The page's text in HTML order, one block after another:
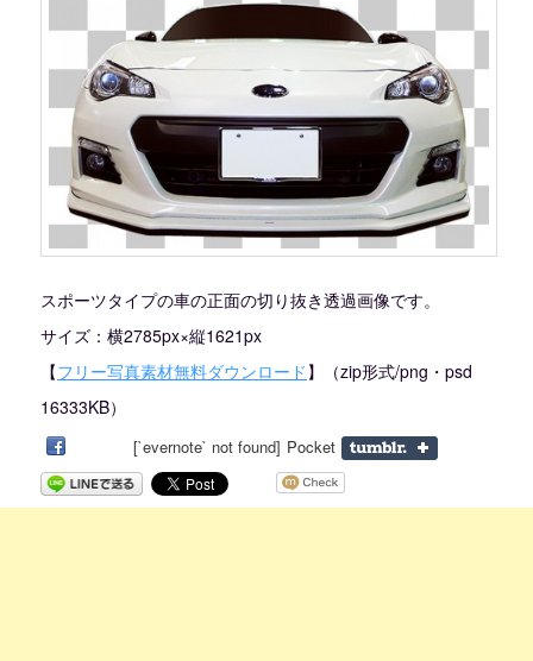
スポーツタイプの車の正面の切り抜き透過画像です。
サイズ：横2785px×縦1621px
【フリー写真素材無料ダウンロード 】（zip形式/png・psd
16333KB）
[`evernote` not found] Pocket